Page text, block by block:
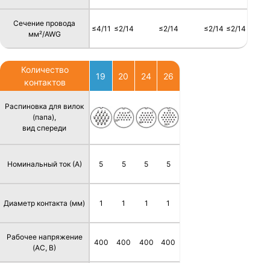
Сечение провода
мм²/AWG
≤4/11 ≤2/14 ≤2/14 ≤2/14 ≤2/14
Количество
контактов
Распиновка для вилок
(папа),
вид спереди
Номинальный ток (А)
Диаметр контакта (мм)
Рабочее напряжение
(AC, В)
19
5
1
400
20
5
1
400
24
5
1
400
26
5
1
400